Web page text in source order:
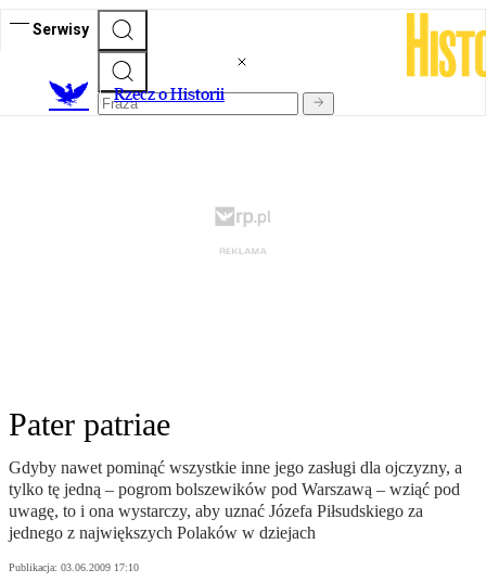
Serwisy
Rzecz o Historii
Pater patriae
Gdyby nawet pominąć wszystkie inne jego zasługi dla ojczyzny, a
tylko tę jedną – pogrom bolszewików pod Warszawą – wziąć pod
uwagę, to i ona wystarczy, aby uznać Józefa Piłsudskiego za
jednego z największych Polaków w dziejach
Publikacja: 03.06.2009 17:10